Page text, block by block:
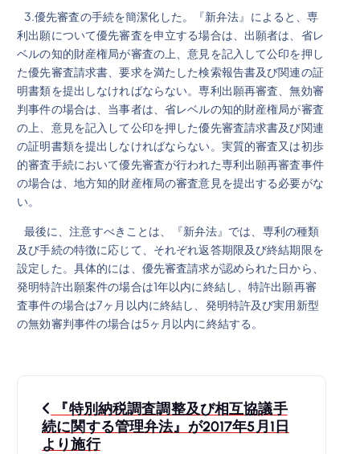
3.優先審査の手続を簡潔化した。『新弁法』によると、専
利出願について優先審査を申立する場合は、出願者は、省レ
ベルの知的財産権局が審査の上、意見を記入して公印を押し
た優先審査請求書、要求を満たした検索報告書及び関連の証
明書類を提出しなければならない。専利出願再審査、無効審
判事件の場合は、当事者は、省レベルの知的財産権局が審査
の上、意見を記入して公印を押した優先審査請求書及び関連
の証明書類を提出しなければならない。実質的審査又は初歩
的審査手続において優先審査が行われた専利出願再審査事件
の場合は、地方知的財産権局の審査意見を提出する必要がな
い。
最後に、注意すべきことは、『新弁法』では、専利の種類
及び手続の特徴に応じて、それぞれ返答期限及び終結期限を
設定した。具体的には、優先審査請求が認められた日から、
発明特許出願案件の場合は1年以内に終結し、特許出願再審
査事件の場合は7ヶ月以内に終結し、発明特許及び実用新型
の無効審判事件の場合は5ヶ月以内に終結する。
投
稿
『特別納税調査調整及び相互協議手
続に関する管理弁法』が2017年5月1日
より施行